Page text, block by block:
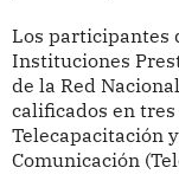
Los participantes
Instituciones
de la Red
calificados en
Telecapacitación
Comunicación